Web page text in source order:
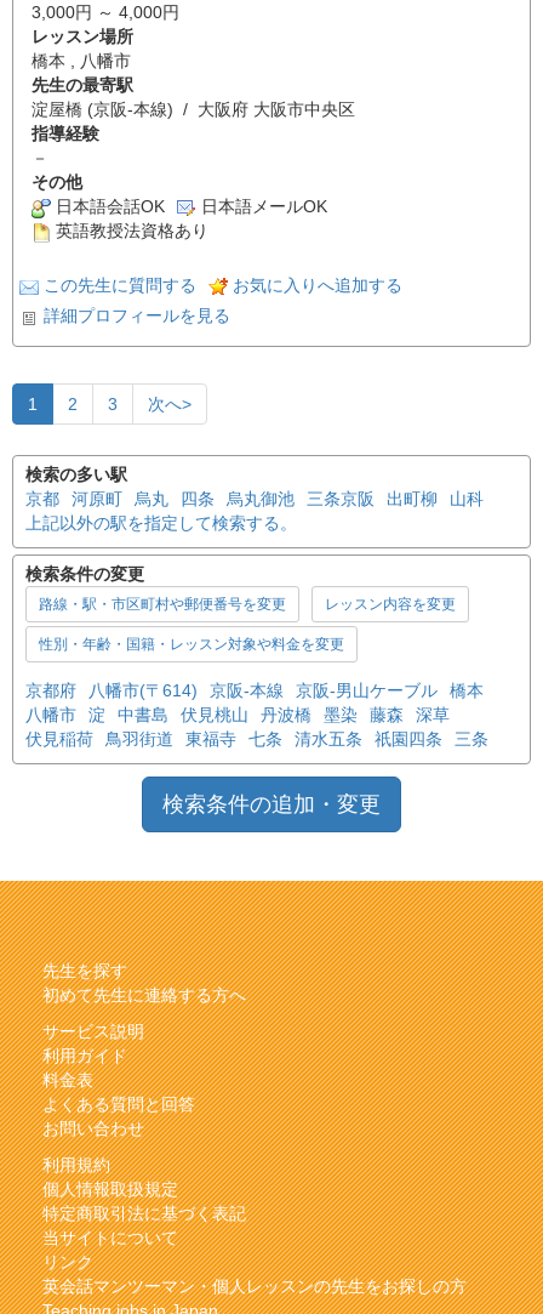
3,000円 ～ 4,000円
レッスン場所
橋本 , 八幡市
先生の最寄駅
淀屋橋 (京阪-本線) / 大阪府 大阪市中央区
指導経験
－
その他
日本語会話OK
日本語メールOK
英語教授法資格あり
この先生に質問する
お気に入りへ追加する
詳細プロフィールを見る
1 2 3 次へ>
検索の多い駅
京都
河原町 烏丸 四条 烏丸御池 三条京阪 出町柳
山科
上記以外の駅を指定して検索する。
検索条件の変更
路線・駅・市区町村や郵便番号を変更 レッスン内容を変更
性別・年齢・国籍・レッスン対象や料金を変更
京都府 八幡市(〒614) 京阪-本線 京阪-男山ケーブル
橋本
八幡市
淀 中書島 伏見桃山 丹波橋 墨染 藤森
深草
伏見稲荷
鳥羽街道 東福寺 七条 清水五条 祇園四条 三条
検索条件の追加・変更
先生を探す
初めて先生に連絡する方へ
サービス説明
利用ガイド
料金表
よくある質問と回答
お問い合わせ
利用規約
個人情報取扱規定
特定商取引法に基づく表記
当サイトについて
リンク
英会話マンツーマン・個人レッスンの先生をお探しの方